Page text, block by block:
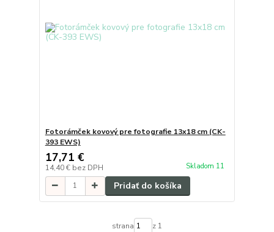
Fotorámček kovový pre fotografie 13x18 cm (CK-
393 EWS)
17,71 €
14,40 € bez DPH Skladom 11
Pridať do košíka
strana z 1